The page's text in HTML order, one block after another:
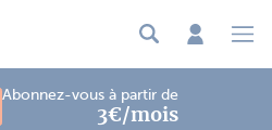
Abonnez-vous à partir de
3€/mois